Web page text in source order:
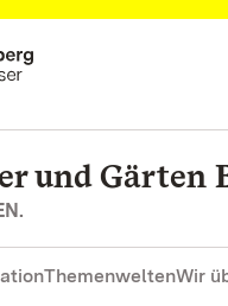
und Gärten
ThemenweltenWir